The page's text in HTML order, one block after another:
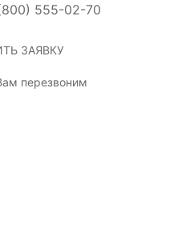
555-02-70
ЗАЯВКУ
перезвоним